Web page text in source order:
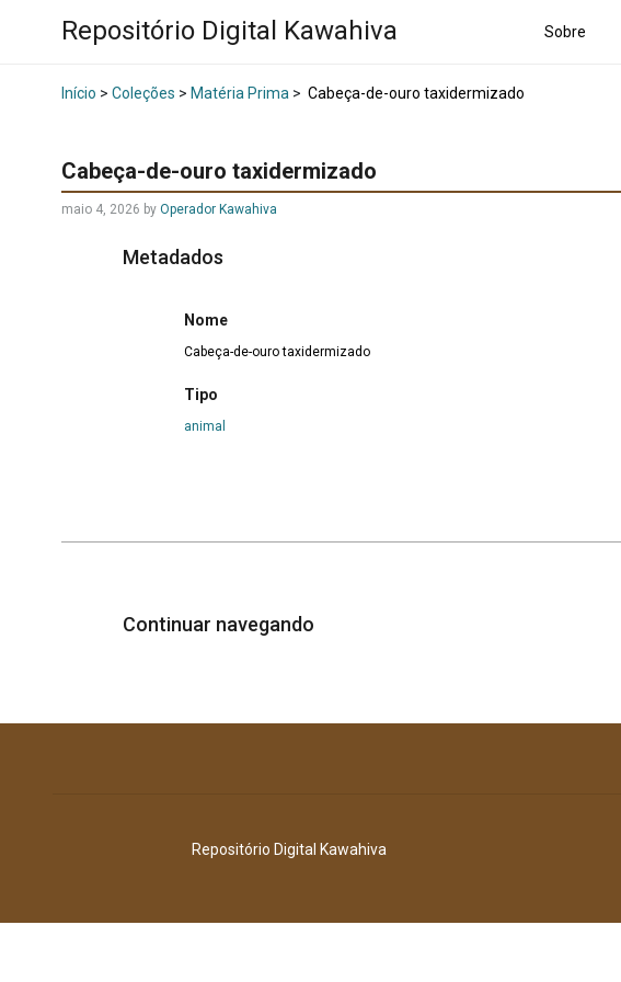
Repositório Digital Kawahiva Sobre
Início > Coleções > Matéria Prima > Cabeça-de-ouro taxidermizado
Cabeça-de-ouro taxidermizado
maio 4, 2026 by Operador Kawahiva
Metadados
Nome
Cabeça-de-ouro taxidermizado
Tipo
animal
Continuar navegando
Repositório Digital Kawahiva